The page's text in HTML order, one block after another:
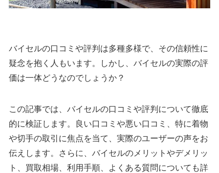
バイセルの口コミや評判は多種多様で、その信頼性に
疑念を抱く人もいます。しかし、バイセルの実際の評
価は一体どうなのでしょうか？
この記事では、バイセルの口コミや評判について徹底
的に検証します。良い口コミや悪い口コミ、特に着物
や切手の取引に焦点を当て、実際のユーザーの声をお
伝えします。さらに、バイセルのメリットやデメリッ
ト、買取相場、利用手順、よくある質問についても詳